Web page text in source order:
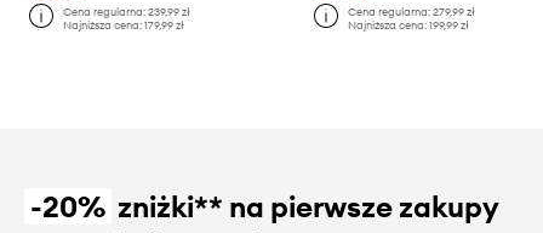
Cena regularna:239,99 zł
Najniższa cena:179,99 zł
Cena regularna: 279,99 zł
Najniższa cena: 199,99 zł
-20% zniżki** na pierwsze zakupy